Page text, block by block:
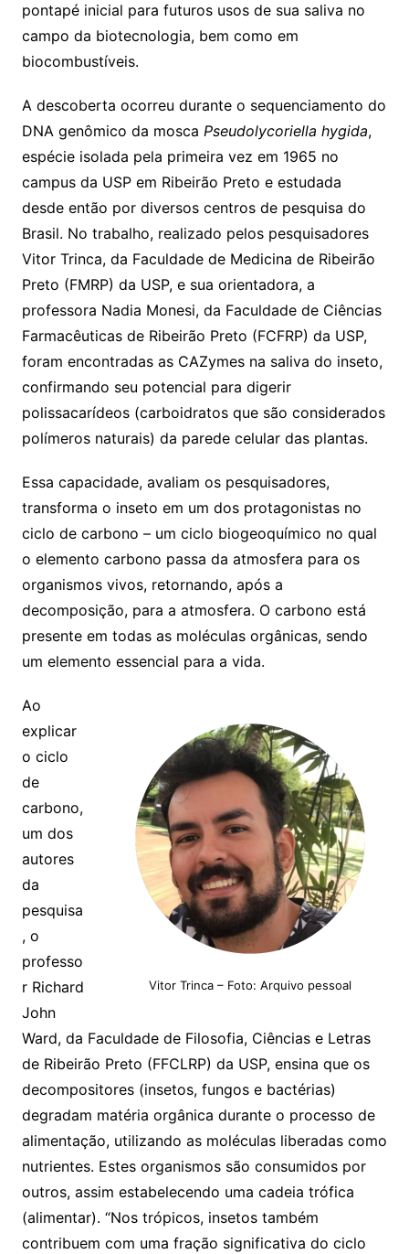
pontapé inicial para futuros usos de sua saliva no
campo da biotecnologia, bem como em
biocombustíveis.
A descoberta ocorreu durante o sequenciamento do
DNA genômico da mosca Pseudolycoriella hygida,
espécie isolada pela primeira vez em 1965 no
campus da USP em Ribeirão Preto e estudada
desde então por diversos centros de pesquisa do
Brasil. No trabalho, realizado pelos pesquisadores
Vitor Trinca, da Faculdade de Medicina de Ribeirão
Preto (FMRP) da USP, e sua orientadora, a
professora Nadia Monesi, da Faculdade de Ciências
Farmacêuticas de Ribeirão Preto (FCFRP) da USP,
foram encontradas as CAZymes na saliva do inseto,
confirmando seu potencial para digerir
polissacarídeos (carboidratos que são considerados
polímeros naturais) da parede celular das plantas.
Essa capacidade, avaliam os pesquisadores,
transforma o inseto em um dos protagonistas no
ciclo de carbono – um ciclo biogeoquímico no qual
o elemento carbono passa da atmosfera para os
organismos vivos, retornando, após a
decomposição, para a atmosfera. O carbono está
presente em todas as moléculas orgânicas, sendo
um elemento essencial para a vida.
Vitor Trinca – Foto: Arquivo pessoal
Ao
explicar
o ciclo
de
carbono,
um dos
autores
da
pesquisa
, o
professo
r Richard
John
Ward, da Faculdade de Filosofia, Ciências e Letras
de Ribeirão Preto (FFCLRP) da USP, ensina que os
decompositores (insetos, fungos e bactérias)
degradam matéria orgânica durante o processo de
alimentação, utilizando as moléculas liberadas como
nutrientes. Estes organismos são consumidos por
outros, assim estabelecendo uma cadeia trófica
(alimentar). “Nos trópicos, insetos também
contribuem com uma fração significativa do ciclo